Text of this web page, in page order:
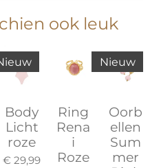
ook leuk
Body
Licht
roze
€ 29,99
Ring
Rena
i
Roze
Nieuw
Oorb
ellen
Sum
mer